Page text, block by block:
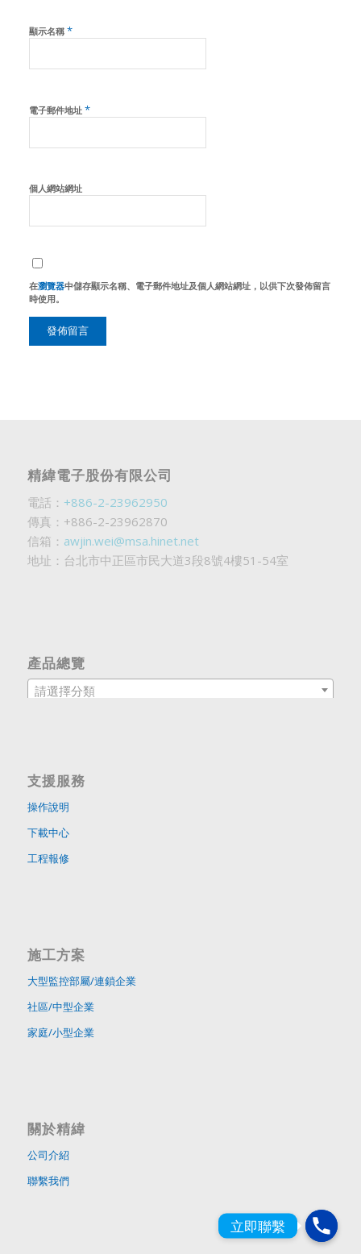
顯示名稱 *
電子郵件地址 *
個人網站網址
在瀏覽器中儲存顯示名稱、電子郵件地址及個人網站網址，以供下次發佈留言
時使用。
精緯電子股份有限公司
電話： +886-2-23962950
傳真：+886-2-23962870
信箱： awjin.wei@msa.hinet.net
地址：台北市中正區市民大道3段8號4樓51-54室
產品總覽
請選擇分類
支援服務
操作說明
下載中心
工程報修
施工方案
大型監控部屬/連鎖企業
社區/中型企業
家庭/小型企業
關於精緯
公司介紹
聯繫我們